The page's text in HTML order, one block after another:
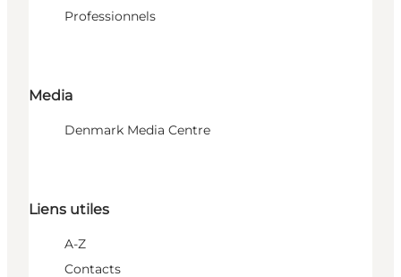
Professionnels
Media
Denmark Media Centre
Liens utiles
A-Z
Contacts